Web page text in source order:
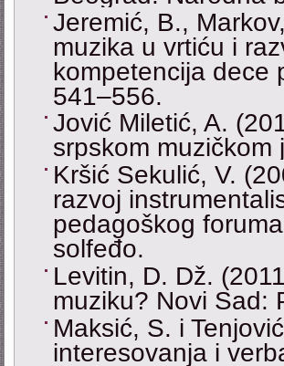
Jeremić, B.,
muzika u vrtiću i
kompetencija dece
541‒556.
Jović Miletić, A.
srpskom
Kršić Sekulić, V.
razvoj
pedagoškog
solfeđo.
Levitin, D. Dž.
muziku? Novi Sad:
Maksić, S. i
interesovanja i